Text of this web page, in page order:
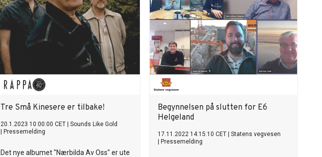
Tre Små Kinesere er tilbake!
20.1.2023 10:00:00 CET
Sounds Like Gold
Pressemelding
Det nye albumet "Nærbilda Av Oss" er ute
Begynnelsen på slutten for E6
Helgeland
17.11.2022 14:15:10 CET
Statens vegvesen
Pressemelding